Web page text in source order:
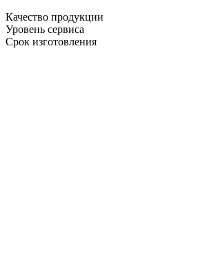
Качество продукции
Уровень сервиса
Срок изготовления